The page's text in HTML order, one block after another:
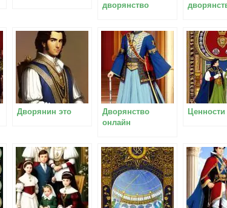
дворянство
Дворянин это
Дворянство
онлайн